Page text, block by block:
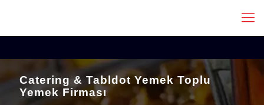
Catering & Tabldot Yemek Toplu
Yemek Firması